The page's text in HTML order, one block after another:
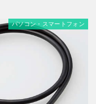
パソコン・スマートフォン